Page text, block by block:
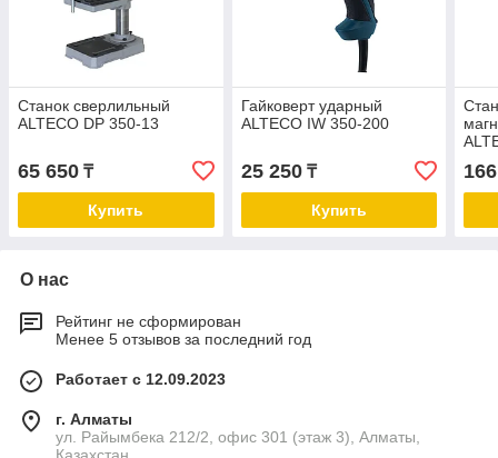
Станок сверлильный
ALTECO DP 350-13
65 650 ₸
Купить
Гайковерт ударный
ALTECO IW 350-200
25 250₸
Купить
О нас
Рейтинг не сформирован
Менее 5 отзывов за последний год
Работает с 12.09.2023
г. Алматы
ул. Райымбека 212/2, офис 301 (этаж 3), Алматы,